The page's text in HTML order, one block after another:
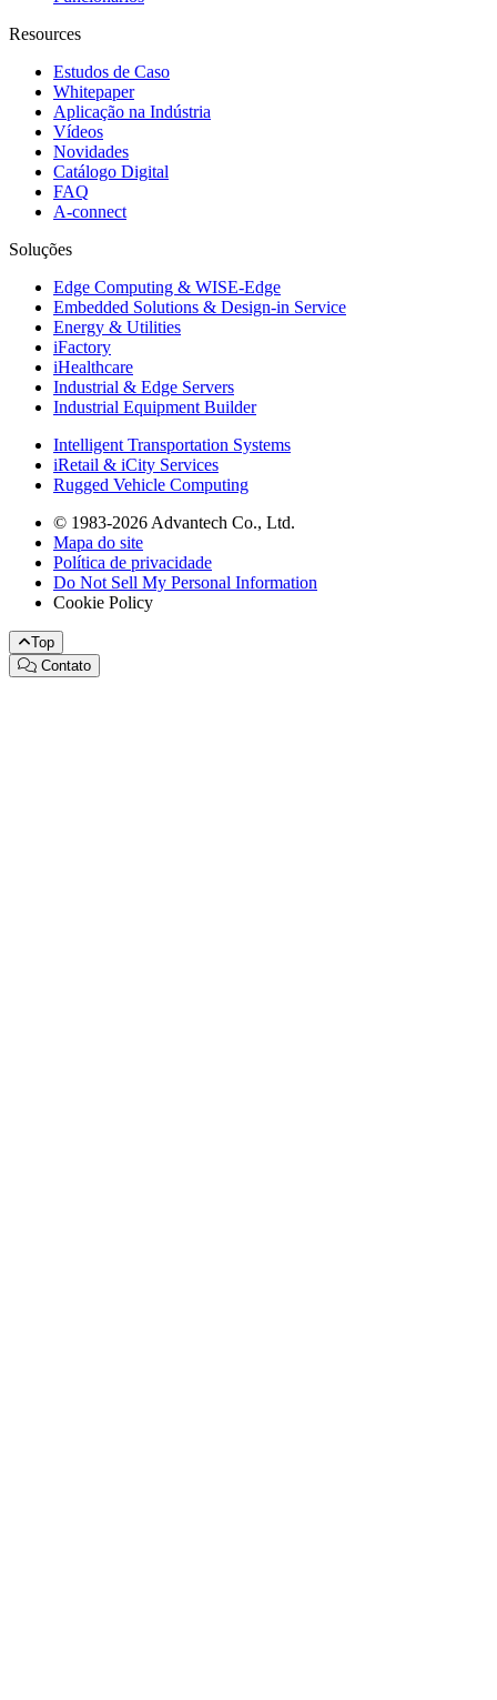
Resources
Estudos de Caso
Whitepaper
Aplicação na Indústria
Vídeos
Novidades
Catálogo Digital
FAQ
A-connect
Soluções
Edge Computing & WISE-Edge
Embedded Solutions & Design-in Service
Energy & Utilities
iFactory
iHealthcare
Industrial & Edge Servers
Industrial Equipment Builder
Intelligent Transportation Systems
iRetail & iCity Services
Rugged Vehicle Computing
© 1983-2026 Advantech Co., Ltd.
Mapa do site
Política de privacidade
Do Not Sell My Personal Information
Cookie Policy
Top
Contato